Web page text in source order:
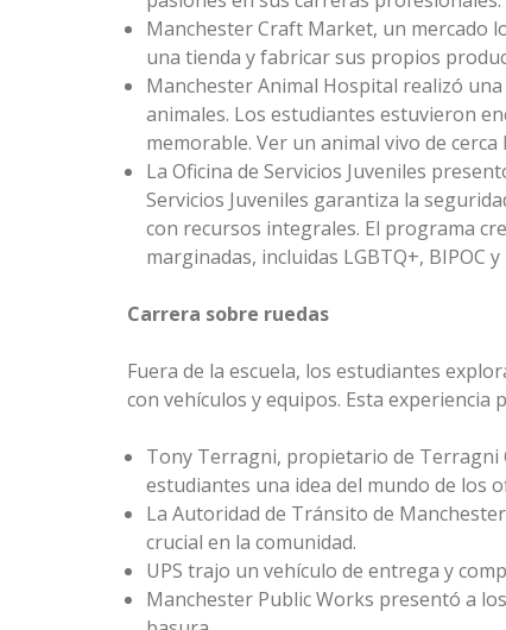
Manchester Craft Market, un mercado
una tienda y fabricar sus propios
Manchester Animal Hospital realizó
animales. Los estudiantes estuvieron
memorable. Ver un animal vivo de
La Oficina de Servicios Juveniles
Servicios Juveniles garantiza la
con recursos integrales. El programa
marginadas, incluidas LGBTQ+, BIPOC
Carrera sobre ruedas
Fuera de la escuela, los estudiantes
con vehículos y equipos. Esta
Tony Terragni, propietario de Terragni
estudiantes una idea del mundo de los
La Autoridad de Tránsito de
crucial en la comunidad.
UPS trajo un vehículo de entrega y
Manchester Public Works presentó a